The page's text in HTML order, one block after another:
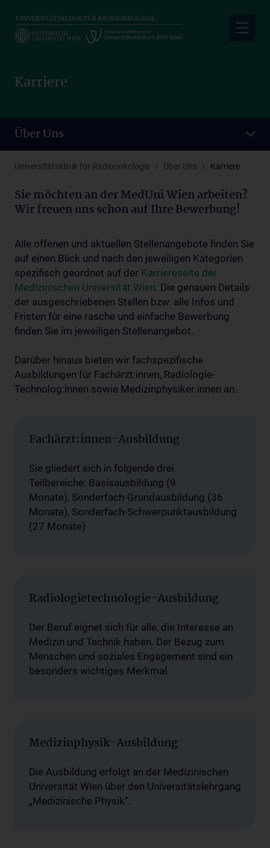
main
Karriere
Über Uns
Universitätsklinik für Radioonkologie Über Uns Karriere
Sie möchten an der MedUni Wien arbeiten?
Wir freuen uns schon auf Ihre Bewerbung!
Alle offenen und aktuellen Stellenangebote finden Sie
auf einen Blick und nach den jeweiligen Kategorien
spezifisch geordnet auf der Karriereseite der
Medizinischen Universität Wien. Die genauen Details
der ausgeschriebenen Stellen bzw. alle Infos und
Fristen für eine rasche und einfache Bewerbung
finden Sie im jeweiligen Stellenangebot.
Darüber hinaus bieten wir fachspezifische
Ausbildungen für Fachärzt:innen, Radiologie-
Technolog:innen sowie Medizinphysiker:innen an.
Fachärzt:innen-Ausbildung
Sie gliedert sich in folgende drei
Teilbereiche: Basisausbildung (9
Monate), Sonderfach-Grundausbildung (36
Monate), Sonderfach-Schwerpunktausbildung
(27 Monate)
Radiologietechnologie-Ausbildung
Der Beruf eignet sich für alle, die Interesse an
Medizin und Technik haben. Der Bezug zum
Menschen und soziales Engagement sind ein
besonders wichtiges Merkmal.
Medizinphysik-Ausbildung
Die Ausbildung erfolgt an der Medizinischen
Universität Wien über den Universitätslehrgang
„Medizinische Physik“.